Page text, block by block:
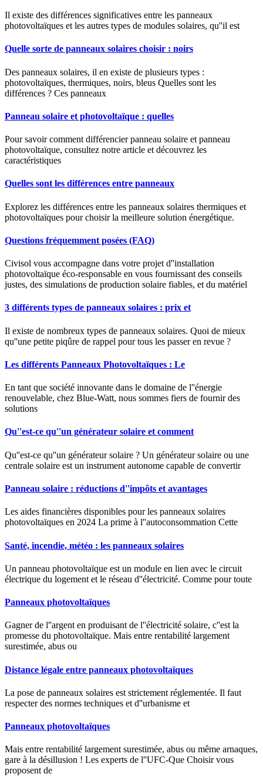
Il existe des différences significatives entre les panneaux
photovoltaïques et les autres types de modules solaires, qu''il est
Quelle sorte de panneaux solaires choisir : noirs
Des panneaux solaires, il en existe de plusieurs types :
photovoltaïques, thermiques, noirs, bleus Quelles sont les
différences ? Ces panneaux
Panneau solaire et photovoltaïque : quelles
Pour savoir comment différencier panneau solaire et panneau
photovoltaïque, consultez notre article et découvrez les
caractéristiques
Quelles sont les différences entre panneaux
Explorez les différences entre les panneaux solaires thermiques et
photovoltaïques pour choisir la meilleure solution énergétique.
Questions fréquemment posées (FAQ)
Civisol vous accompagne dans votre projet d''installation
photovoltaïque éco-responsable en vous fournissant des conseils
justes, des simulations de production solaire fiables, et du matériel
3 différents types de panneaux solaires : prix et
Il existe de nombreux types de panneaux solaires. Quoi de mieux
qu''une petite piqûre de rappel pour tous les passer en revue ?
Les différents Panneaux Photovoltaïques : Le
En tant que société innovante dans le domaine de l''énergie
renouvelable, chez Blue-Watt, nous sommes fiers de fournir des
solutions
Qu''est-ce qu''un générateur solaire et comment
Qu''est-ce qu''un générateur solaire ? Un générateur solaire ou une
centrale solaire est un instrument autonome capable de convertir
Panneau solaire : réductions d''impôts et avantages
Les aides financières disponibles pour les panneaux solaires
photovoltaïques en 2024 La prime à l''autoconsommation Cette
Santé, incendie, météo : les panneaux solaires
Un panneau photovoltaïque est un module en lien avec le circuit
électrique du logement et le réseau d''électricité. Comme pour toute
Panneaux photovoltaïques
Gagner de l''argent en produisant de l''électricité solaire, c''est la
promesse du photovoltaïque. Mais entre rentabilité largement
surestimée, abus ou
Distance légale entre panneaux photovoltaïques
La pose de panneaux solaires est strictement réglementée. Il faut
respecter des normes techniques et d''urbanisme et
Panneaux photovoltaïques
Mais entre rentabilité largement surestimée, abus ou même arnaques,
gare à la désillusion ! Les experts de l''UFC-Que Choisir vous
proposent de